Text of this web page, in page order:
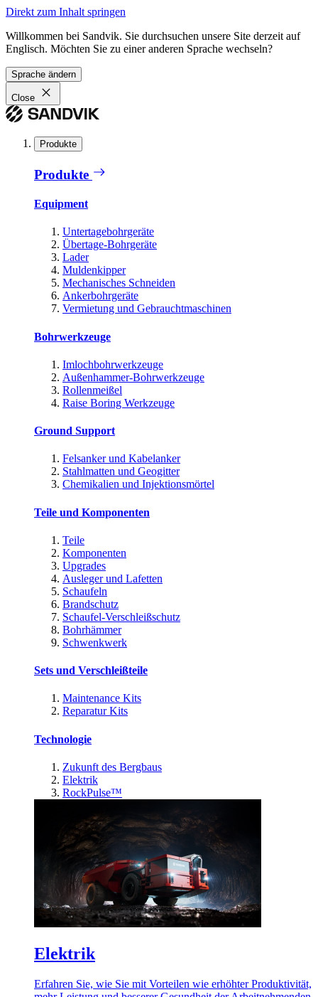
Direkt zum Inhalt springen
Willkommen bei Sandvik. Sie durchsuchen unsere Site derzeit auf
Englisch. Möchten Sie zu einer anderen Sprache wechseln?
Sprache ändern
Close
Produkte
Produkte
Equipment
Untertagebohrgeräte
Übertage-Bohrgeräte
Lader
Muldenkipper
Mechanisches Schneiden
Ankerbohrgeräte
Vermietung und Gebrauchtmaschinen
Bohrwerkzeuge
Imlochbohrwerkzeuge
Außenhammer-Bohrwerkzeuge
Rollenmeißel
Raise Boring Werkzeuge
Ground Support
Felsanker und Kabelanker
Stahlmatten und Geogitter
Chemikalien und Injektionsmörtel
Teile und Komponenten
Teile
Komponenten
Upgrades
Ausleger und Lafetten
Schaufeln
Brandschutz
Schaufel-Verschleißschutz
Bohrhämmer
Schwenkwerk
Sets und Verschleißteile
Maintenance Kits
Reparatur Kits
Technologie
Zukunft des Bergbaus
Elektrik
RockPulse™
Elektrik
Erfahren Sie, wie Sie mit Vorteilen wie erhöhter Produktivität,